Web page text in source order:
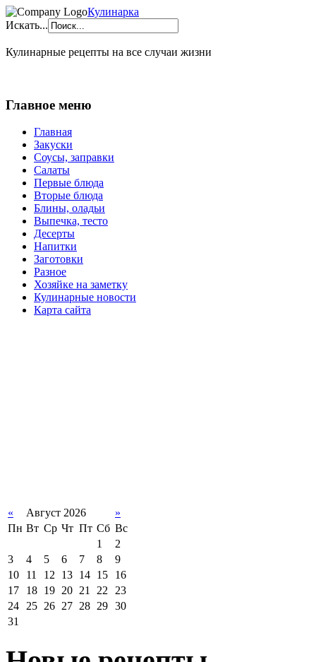
Кулинарка
Искать...
Кулинарные рецепты на все случаи жизни
Главное меню
Главная
Закуски
Соусы, заправки
Салаты
Первые блюда
Вторые блюда
Блины, оладьи
Выпечка, тесто
Десерты
Напитки
Заготовки
Разное
Хозяйке на заметку
Кулинарные новости
Карта сайта
« Август 2026
»
Пн Вт Ср Чт Пт Сб Вс
1
2
3
4 5 6 7 8
9
10
11 12 13 14 15
16
17
18 19 20 21 22 23
24 25 26 27 28 29 30
31